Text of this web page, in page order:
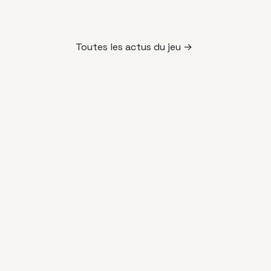
Toutes les actus du jeu →